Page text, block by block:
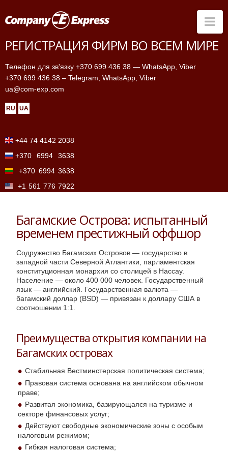
Банки
Услуги
Прайс-лист
Контакты
FAQ
РЕГИСТРАЦИЯ ФИРМ ВО ВСЕМ МИРЕ
Телефон для зв'язку +370 699 436 38 —WhatsApp,Viber
+370 699 436 38 – Telegram,WhatsApp,Viber
ua@com-exp.com
RU UA
+44 74 4142 2038
+370 6994 3638
+370 6994 3638
+1 561 776 7922
Багамские Острова: испытанный
временем престижный оффшор
Содружество Багамских Островов — государство в
западной части Северной Атлантики, парламентская
конституционная монархия со столицей в Нассау.
Население — около 400 000 человек. Государственный
язык — английский. Государственная валюта —
багамский доллар (BSD) — привязан к доллару США в
соотношении 1:1.
Преимущества открытия компании на
Багамских островах
Стабильная Вестминстерская политическая система;
Правовая система основана на английском обычном
праве;
Развитая экономика, базирующаяся на туризме и
секторе финансовых услуг;
Действуют свободные экономические зоны с особым
налоговым режимом;
Гибкая налоговая система;